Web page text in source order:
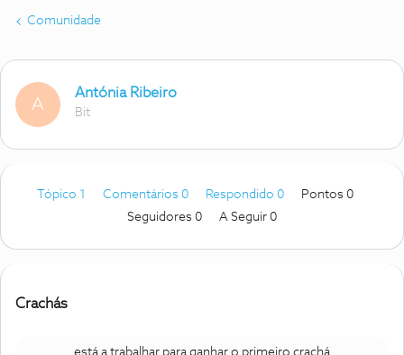
Comunidade
A
Antónia Ribeiro
Bit
Tópico 1 Comentários 0 Respondido 0
Pontos 0
Seguidores 0 A Seguir 0
Crachás
está a trabalhar para ganhar o primeiro crachá